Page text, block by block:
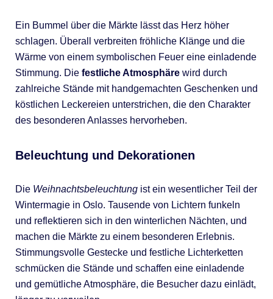
Ein Bummel über die Märkte lässt das Herz höher
schlagen. Überall verbreiten fröhliche Klänge und die
Wärme von einem symbolischen Feuer eine einladende
Stimmung. Die festliche Atmosphärewird durch
zahlreiche Stände mit handgemachten Geschenken und
köstlichen Leckereien unterstrichen, die den Charakter
des besonderen Anlasses hervorheben.
Beleuchtung und Dekorationen
Die Weihnachtsbeleuchtungist ein wesentlicher Teil der
Wintermagie in Oslo. Tausende von Lichtern funkeln
und reflektieren sich in den winterlichen Nächten, und
machen die Märkte zu einem besonderen Erlebnis.
Stimmungsvolle Gestecke und festliche Lichterketten
schmücken die Stände und schaffen eine einladende
und gemütliche Atmosphäre, die Besucher dazu einlädt,